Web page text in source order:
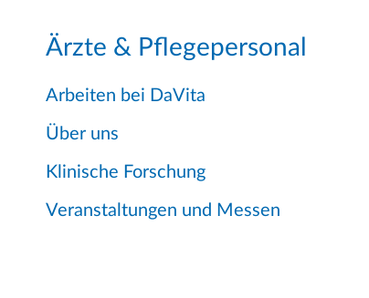
Ärzte & Pflegepersonal
Arbeiten bei DaVita
Über uns
Klinische Forschung
Veranstaltungen und Messen